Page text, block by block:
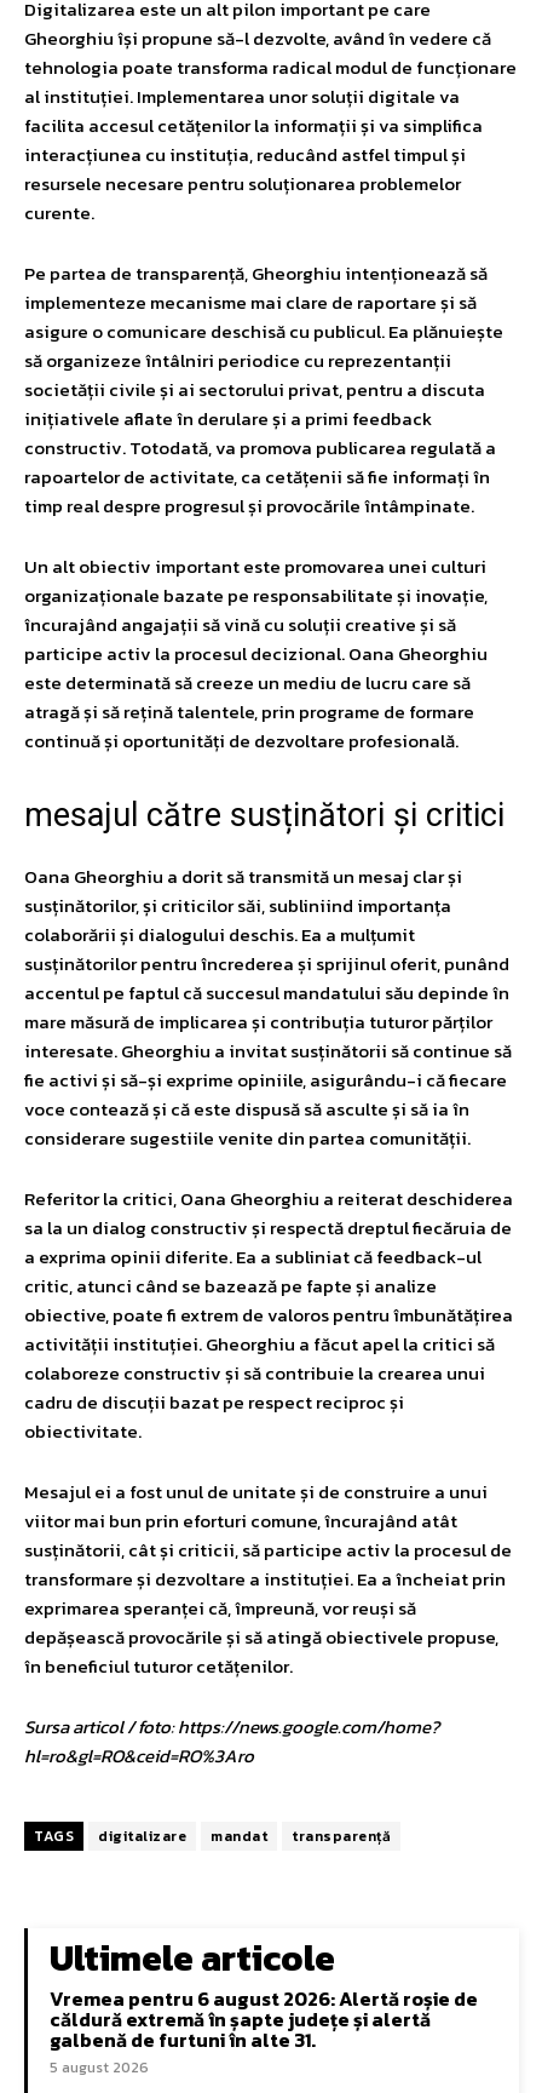
Digitalizarea este un alt pilon important pe care
Gheorghiu își propune să-l dezvolte, având în vedere că
tehnologia poate transforma radical modul de funcționare
al instituției. Implementarea unor soluții digitale va
facilita accesul cetățenilor la informații și va simplifica
interacțiunea cu instituția, reducând astfel timpul și
resursele necesare pentru soluționarea problemelor
curente.
Pe partea de transparență, Gheorghiu intenționează să
implementeze mecanisme mai clare de raportare și să
asigure o comunicare deschisă cu publicul. Ea plănuiește
să organizeze întâlniri periodice cu reprezentanții
societății civile și ai sectorului privat, pentru a discuta
inițiativele aflate în derulare și a primi feedback
constructiv. Totodată, va promova publicarea regulată a
rapoartelor de activitate, ca cetățenii să fie informați în
timp real despre progresul și provocările întâmpinate.
Un alt obiectiv important este promovarea unei culturi
organizaționale bazate pe responsabilitate și inovație,
încurajând angajații să vină cu soluții creative și să
participe activ la procesul decizional. Oana Gheorghiu
este determinată să creeze un mediu de lucru care să
atragă și să rețină talentele, prin programe de formare
continuă și oportunități de dezvoltare profesională.
mesajul către susținători și critici
Oana Gheorghiu a dorit să transmită un mesaj clar și
susținătorilor, și criticilor săi, subliniind importanța
colaborării și dialogului deschis. Ea a mulțumit
susținătorilor pentru încrederea și sprijinul oferit, punând
accentul pe faptul că succesul mandatului său depinde în
mare măsură de implicarea și contribuția tuturor părților
interesate. Gheorghiu a invitat susținătorii să continue să
fie activi și să-și exprime opiniile, asigurându-i că fiecare
voce contează și că este dispusă să asculte și să ia în
considerare sugestiile venite din partea comunității.
Referitor la critici, Oana Gheorghiu a reiterat deschiderea
sa la un dialog constructiv și respectă dreptul fiecăruia de
a exprima opinii diferite. Ea a subliniat că feedback-ul
critic, atunci când se bazează pe fapte și analize
obiective, poate fi extrem de valoros pentru îmbunătățirea
activității instituției. Gheorghiu a făcut apel la critici să
colaboreze constructiv și să contribuie la crearea unui
cadru de discuții bazat pe respect reciproc și
obiectivitate.
Mesajul ei a fost unul de unitate și de construire a unui
viitor mai bun prin eforturi comune, încurajând atât
susținătorii, cât și criticii, să participe activ la procesul de
transformare și dezvoltare a instituției. Ea a încheiat prin
exprimarea speranței că, împreună, vor reuși să
depășească provocările și să atingă obiectivele propuse,
în beneficiul tuturor cetățenilor.
Sursa articol / foto: https://news.google.com/home?
hl=ro&gl=RO&ceid=RO%3Aro
TAGS digitalizare mandat transparență
Ultimele articole
Vremea pentru 6 august 2026: Alertă roșie de
căldură extremă în șapte județe și alertă
galbenă de furtuni în alte 31.
5 august 2026